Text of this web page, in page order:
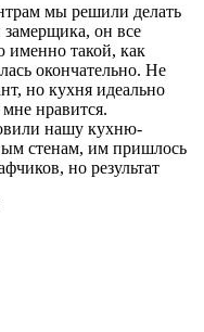
мы решили делать
он все
именно такой, как
окончательно. Не
но кухня идеально
нравится.
нашу кухню-
стенам, им пришлось
но результат